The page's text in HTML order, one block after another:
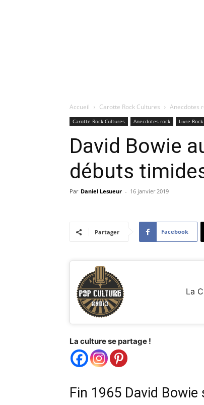
Accueil Carotte Rock Cultures Anecdotes
Carotte Rock Cultures Anecdotes rock Livre Rock
David Bowie
débuts
Par Daniel Lesueur - 16 janvier 2019
Partager Facebook
La
La culture se partage !
Fin 1965 David